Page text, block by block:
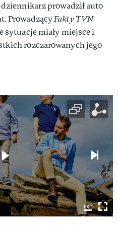
dziennikarz prowadził auto
ProwadzącyFakty TVN
sytuacje miały miejsce i
rozczarowanych jego